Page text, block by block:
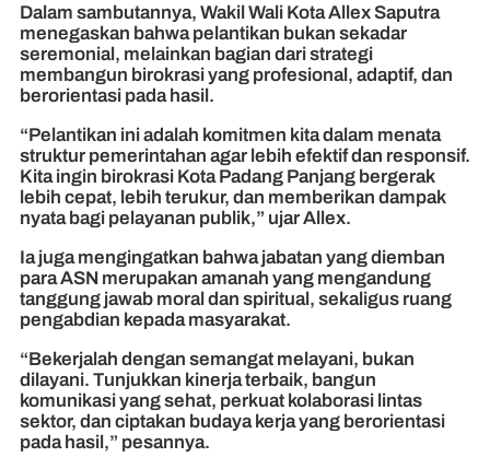
Dalam sambutannya, Wakil Wali Kota Allex Saputra
menegaskan bahwa pelantikan bukan sekadar
seremonial, melainkan bagian dari strategi
membangun birokrasi yang profesional, adaptif, dan
berorientasi pada hasil.
“Pelantikan ini adalah komitmen kita dalam menata
struktur pemerintahan agar lebih efektif dan responsif.
Kita ingin birokrasi Kota Padang Panjang bergerak
lebih cepat, lebih terukur, dan memberikan dampak
nyata bagi pelayanan publik,” ujar Allex.
Ia juga mengingatkan bahwa jabatan yang diemban
para ASN merupakan amanah yang mengandung
tanggung jawab moral dan spiritual, sekaligus ruang
pengabdian kepada masyarakat.
“Bekerjalah dengan semangat melayani, bukan
dilayani. Tunjukkan kinerja terbaik, bangun
komunikasi yang sehat, perkuat kolaborasi lintas
sektor, dan ciptakan budaya kerja yang berorientasi
pada hasil,” pesannya.